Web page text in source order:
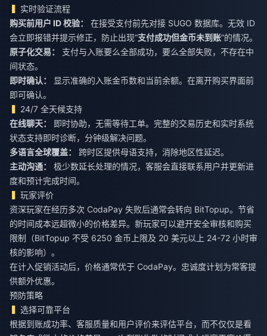
实时验证流程
购买前用户 ID 校验：
在接受支付前先对接 SUGO 数据库。无效 ID
会立即报错并提示修正，防止出现“支付成功但金币未到账”的情况。
原子化交易：
支付与入账要么全部成功，要么全部失败，不存在中
间状态。
即时确认：
显示准确的入账金币数和当前余额。在离开购买界面前
即可确认。
24/7 全天候支持
在线聊天：
即时协助，无需等待工单。完整的交易历史和实时系统
状态支持即时诊断，分钟级解决问题。
多语言全球覆盖：
跨时区提供母语支持，消除地区性延迟。
主动沟通：
极少数延长处理的情况，客服会直接联系用户并更新进
度和预计完成时间。
玩家评价
资深玩家在经历多次 CodaPay 失败后通常会转向 BitTopup。节省
的时间成本远超微小的价格差异。新玩家可以避开安全审核和购买
限制（BitTopup 不受 6250 金币上限及 20 美元以上 24-72 小时审
核的影响）。
在计入促销活动后，价格通常优于 CodaPay。忠诚度计划为常客提
供额外优惠。
预防策略
选择可靠平台
根据到账成功率、客服质量和用户评价来评估平台，而不仅仅是看